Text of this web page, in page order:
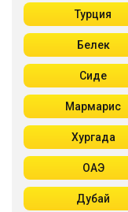
Турция
Белек
Сиде
Мармарис
Хургада
ОАЭ
Дубай